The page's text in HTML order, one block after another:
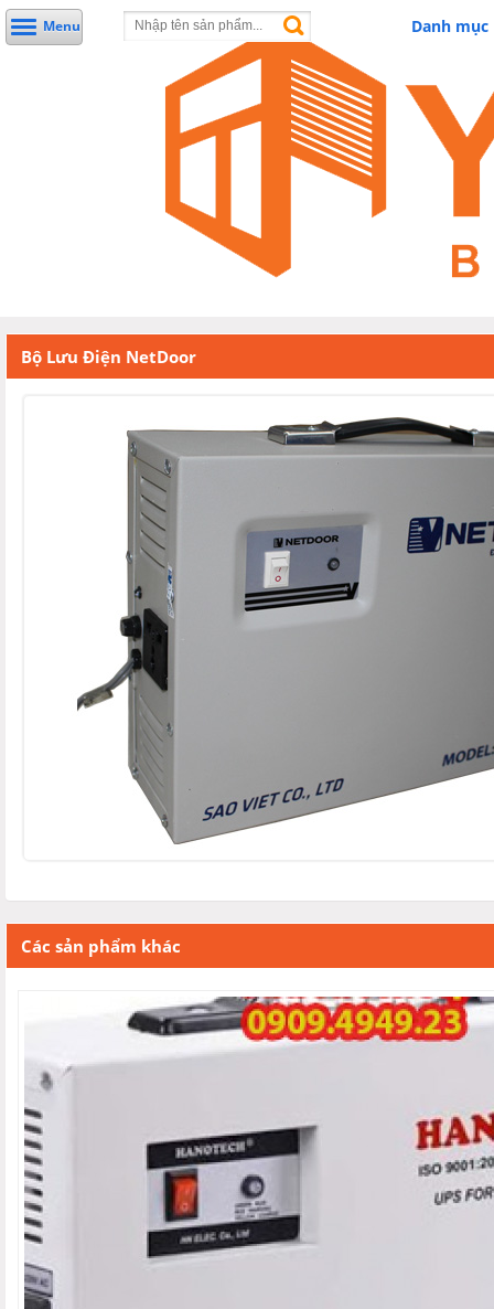
Danh mục
Menu
Bộ Lưu Điện NetDoor
Các sản phẩm khác